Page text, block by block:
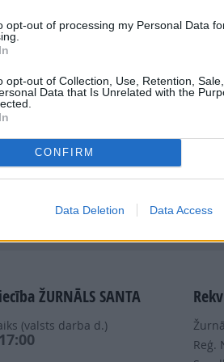
opt-out of processing my Personal Data
opt-out of Collection, Use, Retention,
Data that Is Unrelated with the
CONFIRM
Data Deletion Data Access
Nepalaid garām akcijas
ŽURNĀLS SANTA
(valsts darba d.)
Reģ.